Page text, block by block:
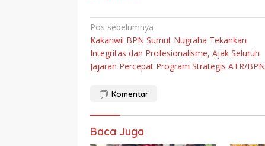
Navigasi
pos
Pos sebelumnya
Kakanwil BPN Sumut Nugraha Tekankan
Integritas dan Profesionalisme, Ajak Seluruh
Jajaran Percepat Program Strategis ATR/BPN
Komentar
Baca Juga